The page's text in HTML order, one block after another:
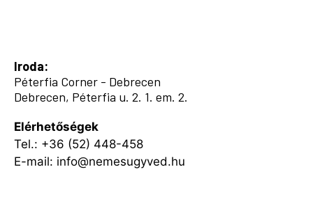
Iroda:
Péterfia Corner - Debrecen
Debrecen, Péterfia u. 2. 1. em. 2.
Elérhetőségek
Tel.: +36 (52) 448-458
E-mail: info@nemesugyved.hu